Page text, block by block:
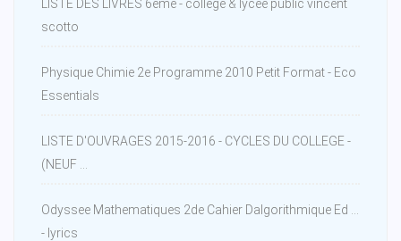
LISTE DES LIVRES 6ème - college & lycee public vincent
scotto
Physique Chimie 2e Programme 2010 Petit Format - Eco
Essentials
LISTE D'OUVRAGES 2015-2016 - CYCLES DU COLLEGE -
(NEUF ...
Odyssee Mathematiques 2de Cahier Dalgorithmique Ed ...
- lyrics